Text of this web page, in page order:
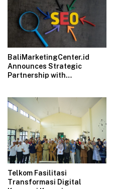
BaliMarketingCenter.id
Announces Strategic
Partnership with
Telkom Fasilitasi
Transformasi Digital